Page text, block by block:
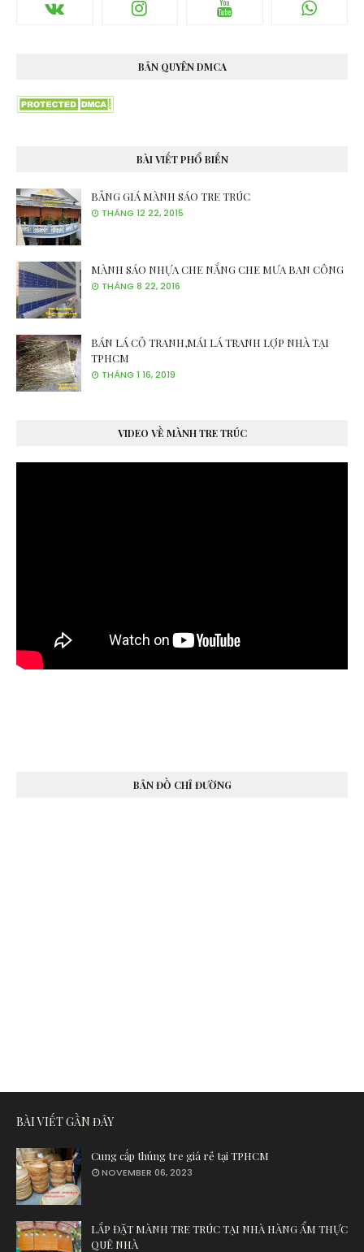
BẢN QUYÊN DMCA
BÀI VIẾT PHỔ BIẾN
BẢNG GIÁ MÀNH SÁO TRE TRÚC
THÁNG 12 22, 2015
MÀNH SÁO NHỰA CHE NẮNG CHE MƯA BAN CÔNG
THÁNG 8 22, 2016
BÁN LÁ CỎ TRANH,MÁI LÁ TRANH LỢP NHÀ TẠI
TPHCM
THÁNG 1 16, 2019
VIDEO VỀ MÀNH TRE TRÚC
BẢN ĐỒ CHỈ ĐƯỜNG
BÀI VIẾT GẦN ĐÂY
Cung cấp thúng tre giá rẻ tại TPHCM
NOVEMBER 06, 2023
LẮP ĐẶT MÀNH TRE TRÚC TẠI NHÀ HÀNG ẨM THỰC
QUÊ NHÀ